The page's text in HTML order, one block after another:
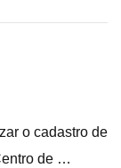
o cadastro de
de …